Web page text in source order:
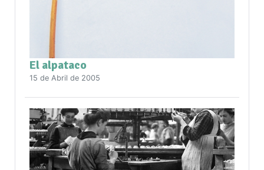
El alpataco
15 de Abril de 2005